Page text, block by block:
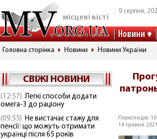
місцеві вісті
9 серпня,
Новини
Головна сторінка Новини Новини України
СВІЖІ НОВИНИ
(12:57) Легкі способи додати
омега-3 до раціону
(09:55) Не вистачає стажу для
пенсії: що можуть отримати
українці після 65 років
Переглядів:
14 травня